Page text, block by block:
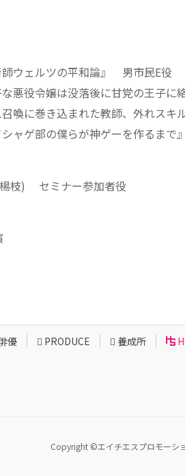
ウェルツの平和論』 男市民E役
悪役令嬢は没落後に甘党の王子
喚に巻き込まれた教師、外れス
ャゲ部の僕らが神ゲーを作るまで
楊枝) セミナー参加者役
優 PRODUCE 養成所
Copyright ©エイチエスプロモーシ